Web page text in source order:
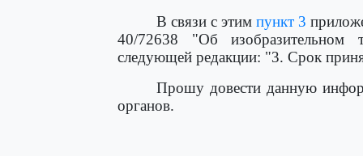
В связи с этим пункт 3
40/72638 "Об изобразительном
следующей редакции: "3. Срок
Прошу довести данную
органов.